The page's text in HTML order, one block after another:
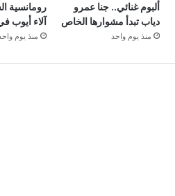
ألبوم غنائي.. جنا عمرو
دياب تبدأ مشوارها الخاص
منذ يوم واحد
رومانسية
آلاء أيوب
منذ يوم